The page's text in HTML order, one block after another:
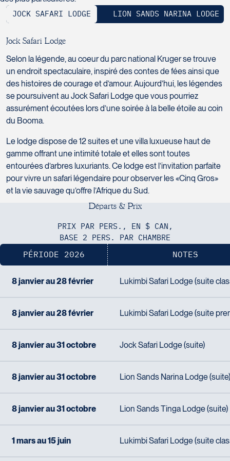
JOCK SAFARI LODGE LION SANDS NARINA LODGE
Jock Safari Lodge
Selon la légende, au coeur du parc national Kruger se trouve
un endroit spectaculaire, inspiré des contes de fées ainsi que
des histoires de courage et d’amour. Aujourd’hui, les légendes
se poursuivent au Jock Safari Lodge que vous pourriez
assurément écoutées lors d’une soirée à la belle étoile au coin
du Booma.
Le lodge dispose de 12 suites et une villa luxueuse haut de
gamme offrant une intimité totale et elles sont toutes
entourées d’arbres luxuriants. Ce lodge est l’invitation parfaite
pour vivre un safari légendaire pour observer les «Cinq Gros»
et la vie sauvage qu’offre l’Afrique du Sud.
Départs & Prix
PRIX PAR PERS., EN $ CAN,
BASE 2 PERS. PAR CHAMBRE
PÉRIODE 2026 NOTES
8 janvier au 28 février Lukimbi Safari Lodge (suite
8 janvier au 28 février Lukimbi Safari Lodge (suite
8 janvier au 31 octobre Jock Safari Lodge (suite)
8 janvier au 31 octobre Lion Sands Narina Lodge (suite)
8 janvier au 31 octobre Lion Sands Tinga Lodge (suite)
1 mars au 15 juin Lukimbi Safari Lodge (suite
Voyages Nouveau-Monde
Joliette
J6E 3E1
Tél : 450-755-5557 / 1-877-751-5557
Voyages Terre et Monde
1460 Chemin Gascon
Terrebonne
J6X 2Z5
Voyages des Laurentides
939 Boulevard Albiny-Paquette
Mont-Laurier
J9L 3J1
Tél :819-623-2511 / 1-866-385-2511
Tél :450-688-6211 / 1-888-682-8616
Club Voyages Orientation
1001 Boulevard de Montarville - local 39
J4B 6P5
Club Voyages Princesse
686 rue Principale
J2G 2Y4
450-372-4444
Voyages Action
230 Boulevard Sir-Wilfrid-Laurier
J3G 4G7
2840 Boulevard Laframboise
J2S 4Z1
La Forfaiterie Voyages
(porte H)
Québec
G2K 1N4
Tél :418-652-2400 / 1-888-848-1518
Le Voyagiste de Québec
3229 Chemin des Quatre-Bourgeois -
Suite 120QuébecG1W 0C1
418-977-4080 / 1-877-977-4080
Voyages CAA Place de la Cité
Québec
Tél :418-653-9200 / 1-844-869-2439
Voyages CAA Québec
Québec